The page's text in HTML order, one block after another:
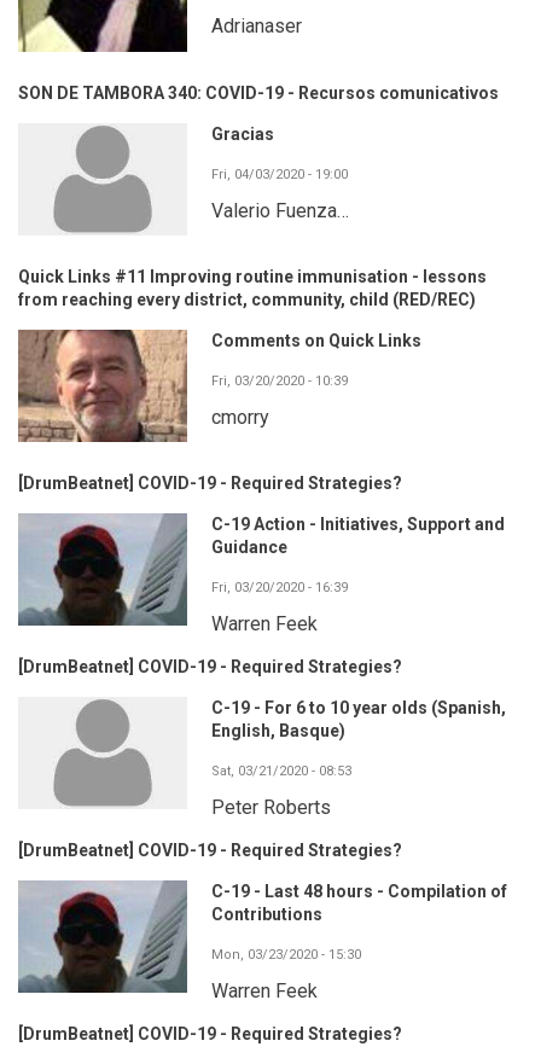
Adrianaser
SON DE TAMBORA 340: COVID-19 - Recursos comunicativos
Gracias
Fri, 04/03/2020 - 19:00
Valerio Fuenza…
Quick Links #11 Improving routine immunisation - lessons
from reaching every district, community, child (RED/REC)
Comments on Quick Links
Fri, 03/20/2020 - 10:39
cmorry
[DrumBeatnet] COVID-19 - Required Strategies?
C-19 Action - Initiatives, Support and
Guidance
Fri, 03/20/2020 - 16:39
Warren Feek
[DrumBeatnet] COVID-19 - Required Strategies?
C-19 - For 6 to 10 year olds (Spanish,
English, Basque)
Sat, 03/21/2020 - 08:53
Peter Roberts
[DrumBeatnet] COVID-19 - Required Strategies?
C-19 - Last 48 hours - Compilation of
Contributions
Mon, 03/23/2020 - 15:30
Warren Feek
[DrumBeatnet] COVID-19 - Required Strategies?